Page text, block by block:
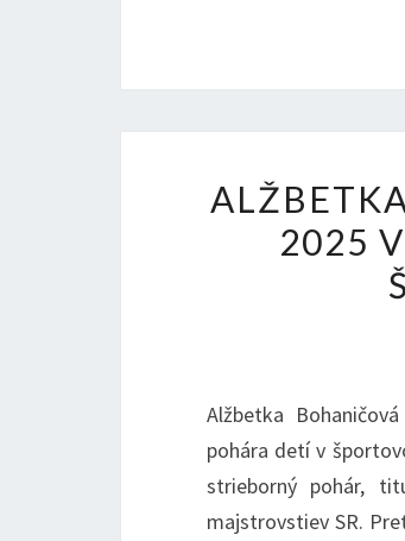
2025
Alžbetka
pohára detí v
strieborný pohár,
majstrovstiev SR.